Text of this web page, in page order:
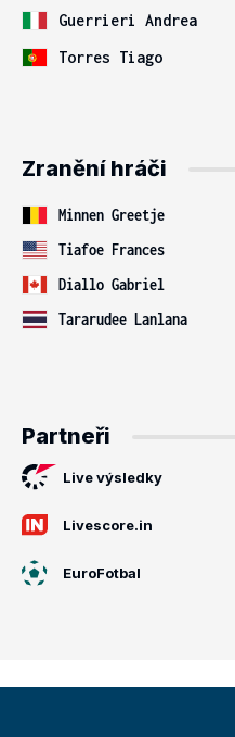
Guerrieri Andrea
Torres Tiago
Zranění hráči
Minnen Greetje
Tiafoe Frances
Diallo Gabriel
Tararudee Lanlana
Partneři
Live výsledky
Livescore.in
EuroFotbal